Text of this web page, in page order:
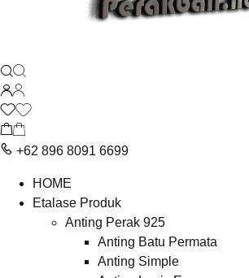
+62 896 8091 6699
HOME
Etalase Produk
Anting Perak 925
Anting Batu Permata
Anting Simple